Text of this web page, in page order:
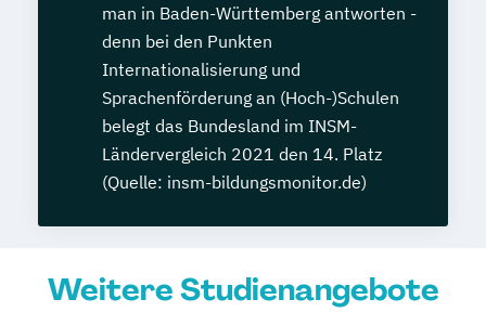
man in Baden-Württemberg antworten -
denn bei den Punkten
Internationalisierung und
Sprachenförderung an (Hoch-)Schulen
belegt das Bundesland im INSM-
Ländervergleich 2021 den 14. Platz
(Quelle: insm-bildungsmonitor.de)
Weitere Studienangebote